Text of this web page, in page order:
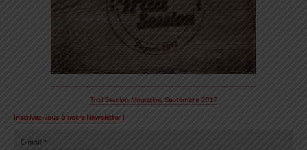
Trail Session Magazine, Septembre 2017
Inscrivez-vous à notre Newsletter !
E-mail *